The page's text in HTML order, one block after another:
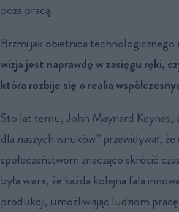
poza pracą.
Brzmi jak obietnica
wizja jest naprawdę w zasięgu ręki,
która rozbije się o realia
Sto lat temu, John Maynard Keynes,
dla naszych wnuków” przewidywał,
społeczeństwom znacząco skrócić
była wiara, że każda kolejna fala
produkcji, umożliwiając ludziom